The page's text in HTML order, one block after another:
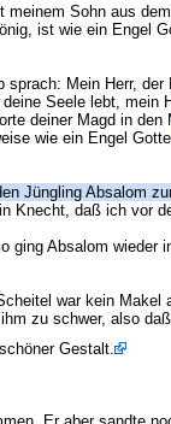
meinem Sohn aus
ist wie ein Engel
Mein Herr, der
Seele lebt,
deiner Magd in den
wie ein Engel
Jüngling Absalom
daß ich vor
Absalom
war kein Makel
zu schwer, also
Gestalt.